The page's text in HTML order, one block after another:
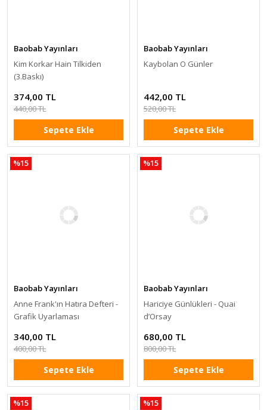
Baobab Yayınları
Kim Korkar Hain Tilkiden
(3.Baskı)
374,00 TL
440,00 TL
Sepete Ekle
Baobab Yayınları
Kaybolan O Günler
442,00 TL
520,00 TL
Sepete Ekle
%15
Baobab Yayınları
Anne Frank'ın Hatıra Defteri -
Grafik Uyarlaması
340,00 TL
400,00 TL
Sepete Ekle
%15
Baobab Yayınları
Hariciye Günlükleri - Quai
d’Orsay
680,00 TL
800,00 TL
Sepete Ekle
%15 %15